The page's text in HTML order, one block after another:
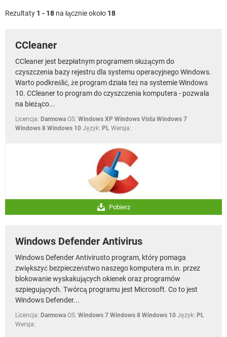
Rezultaty 1 - 18 na łącznie około 18
CCleaner
CCleaner jest bezpłatnym programem służącym do
czyszczenia bazy rejestru dla systemu operacyjnego Windows.
Warto podkreślić, że program działa też na systemie Windows
10. CCleaner to program do czyszczenia komputera - pozwala
na bieżąco...
Licencja: Darmowa OS: Windows XP Windows Vista Windows 7
Windows 8 Windows 10 Język: PL Wersja:
Pobierz
Windows Defender Antivirus
Windows Defender Antivirusto program, który pomaga
zwiększyć bezpieczeństwo naszego komputera m.in. przez
blokowanie wyskakujących okienek oraz programów
szpiegujących. Twórcą programu jest Microsoft. Co to jest
Windows Defender...
Licencja: Darmowa OS: Windows 7 Windows 8 Windows 10 Język: PL
Wersja: